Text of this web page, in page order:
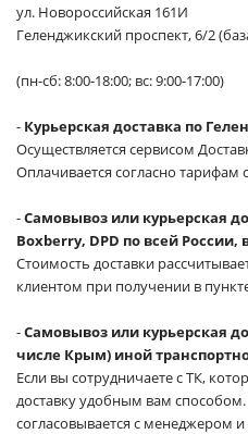
ул. Новороссийская 161И
Геленджикский проспект, 6/2
(пн-сб: 8:00-18:00; вс: 9:00-17:00)
- Курьерская доставка по
Осуществляется сервисом
Оплачивается согласно тарифам
-Самовывоз или курьерская
Boxberry, DPD по всей
Стоимость доставки
клиентом при получении в
-Самовывоз или курьерская
числе Крым) иной
Если вы сотрудничаете с ТК,
доставку удобным вам
согласовывается с менеджером